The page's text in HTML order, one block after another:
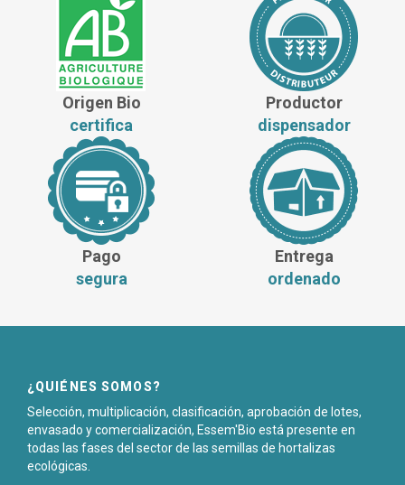
Origen Bio
certifica
Productor
dispensador
Pago
segura
Entrega
ordenado
¿QUIÉNES SOMOS?
Selección, multiplicación, clasificación, aprobación de lotes,
envasado y comercialización, Essem'Bio está presente en
todas las fases del sector de las semillas de hortalizas
ecológicas.